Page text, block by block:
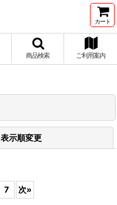
カート
商品検索 ご利用案内
表示順変更
7 次»